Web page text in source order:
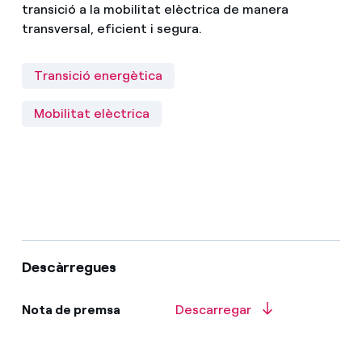
transició a la mobilitat elèctrica de manera
transversal, eficient i segura.
Transició energètica
Mobilitat elèctrica
Descàrregues
Nota de premsa Descarregar